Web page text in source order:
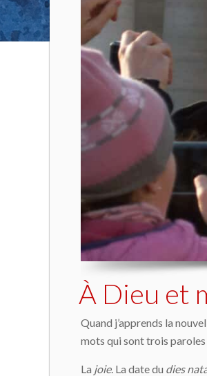
À Dieu et
Quand j’apprends la
mots qui sont trois
La joie. La date du dies